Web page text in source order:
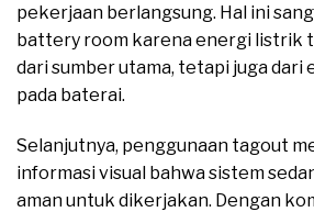
pekerjaan berlangsung. Hal ini
battery room karena energi listrik
dari sumber utama, tetapi juga dari
pada baterai.
Selanjutnya, penggunaan tagout
informasi visual bahwa sistem
aman untuk dikerjakan. Dengan